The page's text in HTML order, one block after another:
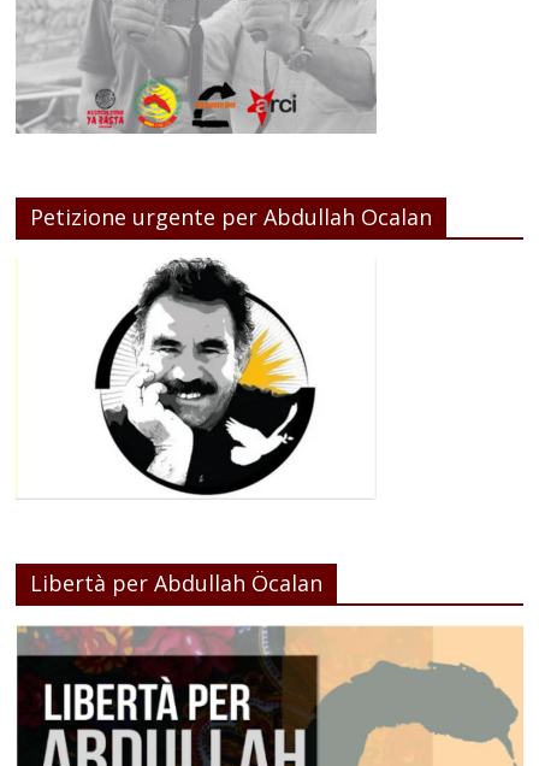
Petizione urgente per Abdullah Ocalan
Libertà per Abdullah Öcalan